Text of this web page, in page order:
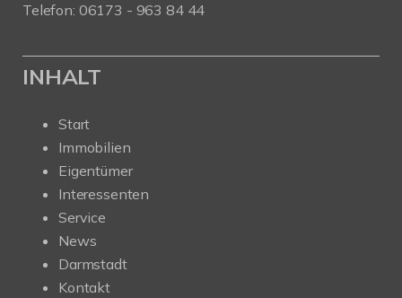
Telefon: 06173 - 963 84 44
INHALT
Start
Immobilien
Eigentümer
Interessenten
Service
News
Darmstadt
Kontakt